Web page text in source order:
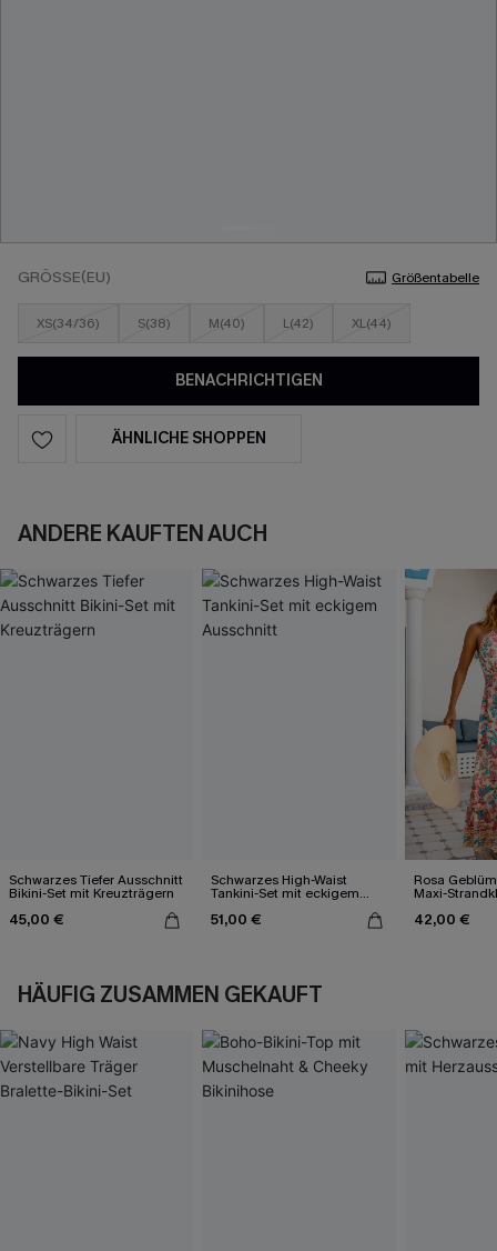
GRÖSSE(EU) Größentabelle
XS(34/36) S(38) M(40) L(42) XL(44)
BENACHRICHTIGEN
ÄHNLICHE SHOPPEN
ANDERE KAUFTEN AUCH
Schwarzes Tiefer Ausschnitt
Bikini-Set mit Kreuzträgern
45,00 €
Schwarzes High-Waist
Tankini-Set mit eckigem
51,00 €
Rosa
Maxi-
42,00 €
HÄUFIG ZUSAMMEN GEKAUFT